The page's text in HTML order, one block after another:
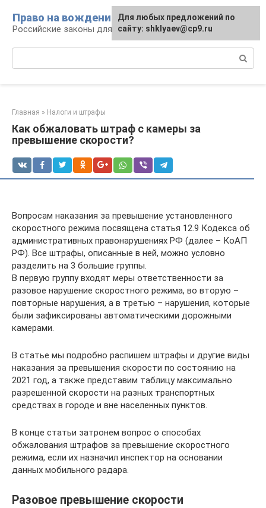
контенту
Право на вождение
Российские законы для автомобилистов
Главная » Налоги и штрафы
Как обжаловать штраф с камеры за
превышение скорости?
Вопросам наказания за превышение установленного
скоростного режима посвящена статья 12.9 Кодекса об
административных правонарушениях РФ (далее – КоАП
РФ). Все штрафы, описанные в ней, можно условно
разделить на 3 большие группы.
В первую группу входят меры ответственности за
разовое нарушение скоростного режима, во вторую –
повторные нарушения, а в третью – нарушения, которые
были зафиксированы автоматическими дорожными
камерами.
В статье мы подробно распишем штрафы и другие виды
наказания за превышения скорости по состоянию на
2021 год, а также представим таблицу максимально
разрешенной скорости на разных транспортных
средствах в городе и вне населенных пунктов.
В конце статьи затронем вопрос о способах
обжалования штрафов за превышение скоростного
режима, если их назначил инспектор на основании
данных мобильного радара.
Разовое превышение скорости
Для любых предложений по
сайту: shklyaev@cp9.ru